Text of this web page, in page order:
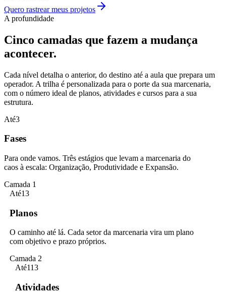
Quero rastrear meus projetos
A profundidade
Cinco camadas que fazem a mudança
acontecer.
Cada nível detalha o anterior, do destino até a aula que prepara um
operador. A trilha é personalizada para o porte da sua marcenaria,
com o número ideal de planos, atividades e cursos para a sua
estrutura.
Até3
Fases
Para onde vamos. Três estágios que levam a marcenaria do
caos à escala: Organização, Produtividade e Expansão.
Camada 1
Até13
Planos
O caminho até lá. Cada setor da marcenaria vira um plano
com objetivo e prazo próprios.
Camada 2
Até113
Atividades